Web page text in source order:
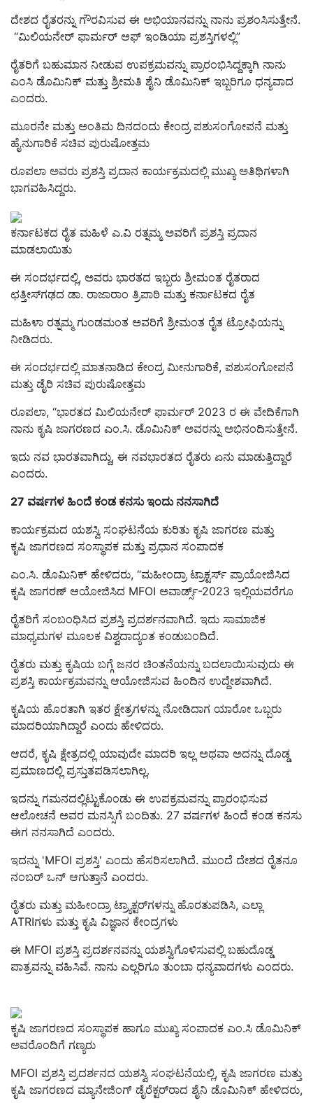
ದೇಶದ ರೈತರನ್ನು ಗೌರವಿಸುವ ಈ ಅಭಿಯಾನವನ್ನು ನಾನು ಪ್ರಶಂಸಿಸುತ್ತೇನೆ.
“ಮಿಲಿಯನೇರ್ ಫಾರ್ಮರ್ ಆಫ್ ಇಂಡಿಯಾ ಪ್ರಶಸ್ತಿಗಳಲ್ಲಿ”
ರೈತರಿಗೆ ಬಹುಮಾನ ನೀಡುವ ಉಪಕ್ರಮವನ್ನು ಪ್ರಾರಂಭಿಸಿದ್ದಕ್ಕಾಗಿ ನಾನು
ಎಂಸಿ ಡೊಮಿನಿಕ್ ಮತ್ತು ಶ್ರೀಮತಿ ಶೈನಿ ಡೊಮಿನಿಕ್ ಇಬ್ಬರಿಗೂ ಧನ್ಯವಾದ
ಎಂದರು.
ಮೂರನೇ ಮತ್ತು ಅಂತಿಮ ದಿನದಂದು ಕೇಂದ್ರ ಪಶುಸಂಗೋಪನೆ ಮತ್ತು
ಹೈನುಗಾರಿಕೆ ಸಚಿವ ಪುರುಷೋತ್ತಮ
ರೂಪಲಾ ಅವರು ಪ್ರಶಸ್ತಿ ಪ್ರದಾನ ಕಾರ್ಯಕ್ರಮದಲ್ಲಿ ಮುಖ್ಯ ಅತಿಥಿಗಳಾಗಿ
ಭಾಗವಹಿಸಿದ್ದರು.
ಕರ್ನಾಟಕದ ರೈತ ಮಹಿಳೆ ಎ.ವಿ ರತ್ನಮ್ಮ ಅವರಿಗೆ ಪ್ರಶಸ್ತಿ ಪ್ರದಾನ
ಮಾಡಲಾಯಿತು
ಈ ಸಂದರ್ಭದಲ್ಲಿ, ಅವರು ಭಾರತದ ಇಬ್ಬರು ಶ್ರೀಮಂತ ರೈತರಾದ
ಛತ್ತೀಸ್‌ಗಢದ ಡಾ. ರಾಜಾರಾಂ ತ್ರಿಪಾಠಿ ಮತ್ತು ಕರ್ನಾಟಕದ ರೈತ
ಮಹಿಳಾ ರತ್ನಮ್ಮ ಗುಂಡಮಂತ ಅವರಿಗೆ ಶ್ರೀಮಂತ ರೈತ ಟ್ರೋಫಿಯನ್ನು
ನೀಡಿದರು.
ಈ ಸಂದರ್ಭದಲ್ಲಿ ಮಾತನಾಡಿದ ಕೇಂದ್ರ ಮೀನುಗಾರಿಕೆ, ಪಶುಸಂಗೋಪನೆ
ಮತ್ತು ಡೈರಿ ಸಚಿವ ಪುರುಷೋತ್ತಮ
ರೂಪಲಾ, “ಭಾರತದ ಮಿಲಿಯನೇರ್ ಫಾರ್ಮರ್ 2023 ರ ಈ ವೇದಿಕೆಗಾಗಿ
ನಾನು ಕೃಷಿ ಜಾಗರಣದ ಎಂ.ಸಿ. ಡೊಮಿನಿಕ್ ಅವರನ್ನು ಅಭಿನಂದಿಸುತ್ತೇನೆ.
ಇದು ನವ ಭಾರತವಾಗಿದ್ದು, ಈ ನವಭಾರತದ ರೈತರು ಏನು ಮಾಡುತ್ತಿದ್ದಾರೆ
ಎಂದರು.
27 ವರ್ಷಗಳ ಹಿಂದೆ ಕಂಡ ಕನಸು ಇಂದು ನನಸಾಗಿದೆ
ಕಾರ್ಯಕ್ರಮದ ಯಶಸ್ವಿ ಸಂಘಟನೆಯ ಕುರಿತು ಕೃಷಿ ಜಾಗರಣ ಮತ್ತು
ಕೃಷಿ ಜಾಗರಣದ ಸಂಸ್ಥಾಪಕ ಮತ್ತು ಪ್ರಧಾನ ಸಂಪಾದಕ
ಎಂ.ಸಿ. ಡೊಮಿನಿಕ್ ಹೇಳಿದರು, “ಮಹೀಂದ್ರಾ ಟ್ರಾಕ್ಟರ್ಸ್ ಪ್ರಾಯೋಜಿಸಿದ
ಕೃಷಿ ಜಾಗರಣ್ ಆಯೋಜಿಸಿದ MFOI ಅವಾರ್ಡ್ಸ್-2023 ಇಲ್ಲಿಯವರೆಗೂ
ರೈತರಿಗೆ ಸಂಬಂಧಿಸಿದ ಪ್ರಶಸ್ತಿ ಪ್ರದರ್ಶನವಾಗಿದೆ. ಇದು ಸಾಮಾಜಿಕ
ಮಾಧ್ಯಮಗಳ ಮೂಲಕ ವಿಶ್ವದಾದ್ಯಂತ ಕಂಡುಬಂದಿದೆ.
ರೈತರು ಮತ್ತು ಕೃಷಿಯ ಬಗ್ಗೆ ಜನರ ಚಿಂತನೆಯನ್ನು ಬದಲಾಯಿಸುವುದು ಈ
ಪ್ರಶಸ್ತಿ ಕಾರ್ಯಕ್ರಮವನ್ನು ಆಯೋಜಿಸುವ ಹಿಂದಿನ ಉದ್ದೇಶವಾಗಿದೆ.
ಕೃಷಿಯ ಹೊರತಾಗಿ ಇತರ ಕ್ಷೇತ್ರಗಳನ್ನು ನೋಡಿದಾಗ ಯಾರೋ ಒಬ್ಬರು
ಮಾದರಿಯಾಗಿದ್ದಾರೆ ಎಂದು ಹೇಳಿದರು.
ಆದರೆ, ಕೃಷಿ ಕ್ಷೇತ್ರದಲ್ಲಿ ಯಾವುದೇ ಮಾದರಿ ಇಲ್ಲ ಅಥವಾ ಅದನ್ನು ದೊಡ್ಡ
ಪ್ರಮಾಣದಲ್ಲಿ ಪ್ರಸ್ತುತಪಡಿಸಲಾಗಿಲ್ಲ.
ಇದನ್ನು ಗಮನದಲ್ಲಿಟ್ಟುಕೊಂಡು ಈ ಉಪಕ್ರಮವನ್ನು ಪ್ರಾರಂಭಿಸುವ
ಆಲೋಚನೆ ಅವರ ಮನಸ್ಸಿಗೆ ಬಂದಿತು. 27 ವರ್ಷಗಳ ಹಿಂದೆ ಕಂಡ ಕನಸು
ಈಗ ನನಸಾಗಿದೆ ಎಂದರು.
ಇದನ್ನು 'MFOI ಪ್ರಶಸ್ತಿ' ಎಂದು ಹೆಸರಿಸಲಾಗಿದೆ. ಮುಂದೆ ದೇಶದ ರೈತನೂ
ನಂಬರ್ ಒನ್ ಆಗುತ್ತಾನೆ ಎಂದರು.
ರೈತರು ಮತ್ತು ಮಹೀಂದ್ರಾ ಟ್ರ್ಯಾಕ್ಟರ್‌ಗಳನ್ನು ಹೊರತುಪಡಿಸಿ, ಎಲ್ಲಾ
ATRIಗಳು ಮತ್ತು ಕೃಷಿ ವಿಜ್ಞಾನ ಕೇಂದ್ರಗಳು
ಈ MFOI ಪ್ರಶಸ್ತಿ ಪ್ರದರ್ಶನವನ್ನು ಯಶಸ್ವಿಗೊಳಿಸುವಲ್ಲಿ ಬಹುದೊಡ್ಡ
ಪಾತ್ರವನ್ನು ವಹಿಸಿವೆ. ನಾನು ಎಲ್ಲರಿಗೂ ತುಂಬಾ ಧನ್ಯವಾದಗಳು ಎಂದರು.
ಕೃಷಿ ಜಾಗರಣದ ಸಂಸ್ಥಾಪಕ ಹಾಗೂ ಮುಖ್ಯ ಸಂಪಾದಕ ಎಂ.ಸಿ ಡೊಮಿನಿಕ್‌
ಅವರೊಂದಿಗೆ ಗಣ್ಯರು
MFOI ಪ್ರಶಸ್ತಿ ಪ್ರದರ್ಶನದ ಯಶಸ್ವಿ ಸಂಘಟನೆಯಲ್ಲಿ, ಕೃಷಿ ಜಾಗರಣ ಮತ್ತು
ಕೃಷಿ ಜಾಗರಣದ ಮ್ಯಾನೇಜಿಂಗ್‌ ಡೈರೆಕ್ಟರ್‌ರಾದ ಶೈನಿ ಡೊಮಿನಿಕ್ ಹೇಳಿದರು,